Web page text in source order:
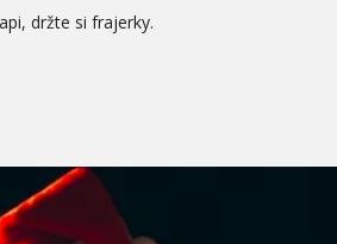
držte si frajerky.